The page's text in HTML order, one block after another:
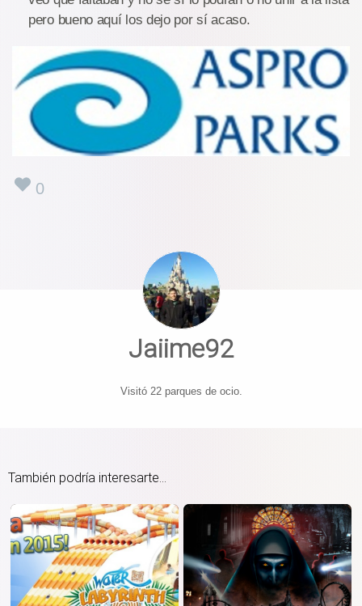
pero bueno aquí los dejo por sí acaso.
0
Jaiime92
Visitó 22 parques de ocio.
También podría interesarte...